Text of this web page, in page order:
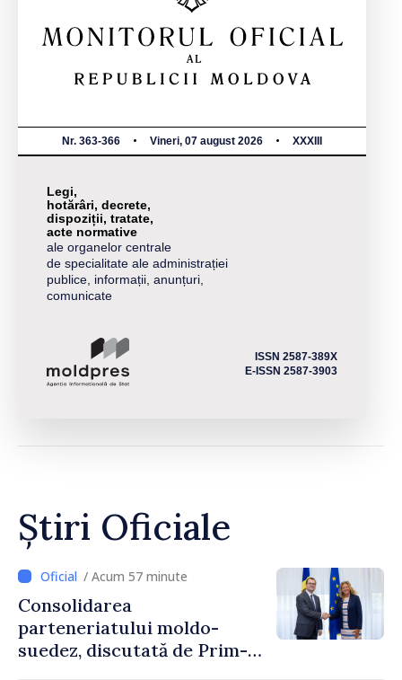
Nr. 363-366 Vineri, 07 august 2026 XXXIII
Legi,
hotărâri, decrete,
dispoziții, tratate,
acte normative
ale organelor centrale
de specialitate ale administrației
publice, informații, anunțuri,
comunicate
ISSN 2587-389X
E-ISSN 2587-3903
Știri Oficiale
/ Acum 57 minute
Consolidarea
parteneriatului moldo-
suedez, discutată de Prim-